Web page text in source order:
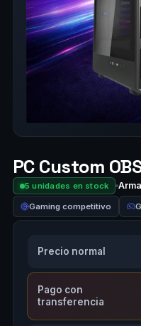
PC Custom
5 unidades en stock
Gaming competitivo
Precio normal
Pago con
transferencia